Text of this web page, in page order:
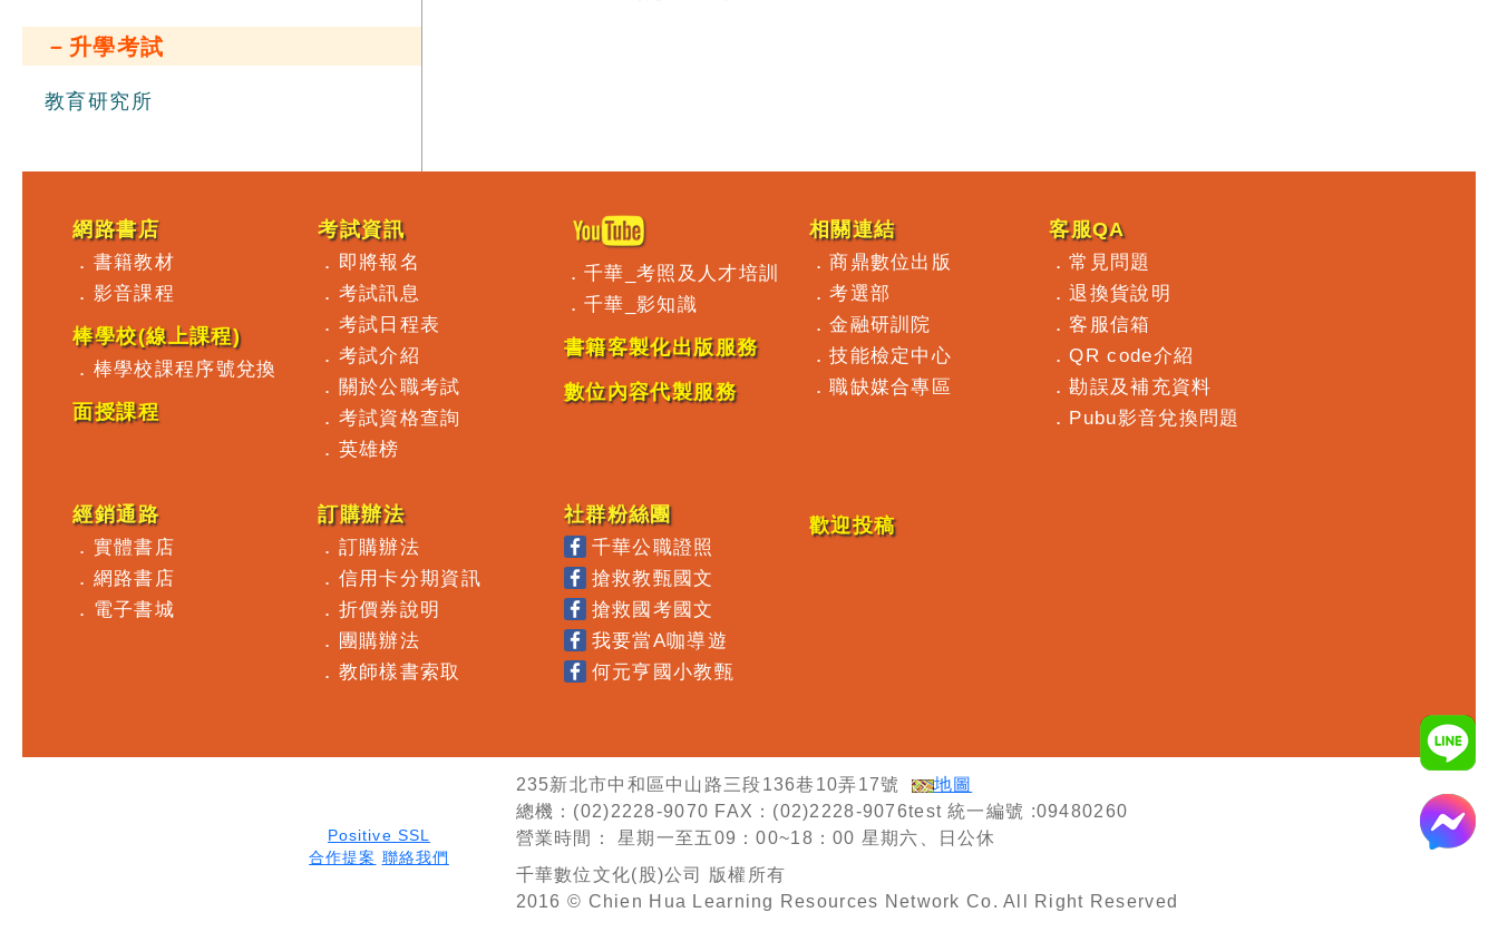
－升學考試
教育研究所
網路書店
． 書籍教材
． 影音課程
棒學校(線上課程)
． 棒學校課程序號兌換
面授課程
考試資訊
． 即將報名
． 考試訊息
． 考試日程表
． 考試介紹
． 關於公職考試
． 考試資格查詢
． 英雄榜
．千華_考照及人才培訓
．千華_影知識
書籍客製化出版服務
數位內容代製服務
相關連結
．商鼎數位出版
．考選部
．金融研訓院
．技能檢定中心
．職缺媒合專區
客服QA
．常見問題
．退換貨說明
．客服信箱
．QR code介紹
．勘誤及補充資料
． Pubu影音兌換問題
經銷通路
． 實體書店
． 網路書店
． 電子書城
訂購辦法
． 訂購辦法
． 信用卡分期資訊
． 折價券說明
．
團購辦法
． 教師樣書索取
社群粉絲團
千華公職證照
搶救教甄國文
搶救國考國文
我要當A咖導遊
何元亨國小教甄
歡迎投稿
Positive SSL
合作提案 聯絡我們
235新北市中和區中山路三段136巷10弄17號
地圖
總機：(02)2228-9070 FAX：(02)2228-9076test 統一編號 :09480260
營業時間：
星期一至五09：00~18：00 星期六、日公休
千華數位文化(股)公司 版權所有
2016 © Chien Hua Learning Resources Network Co. All Right Reserved